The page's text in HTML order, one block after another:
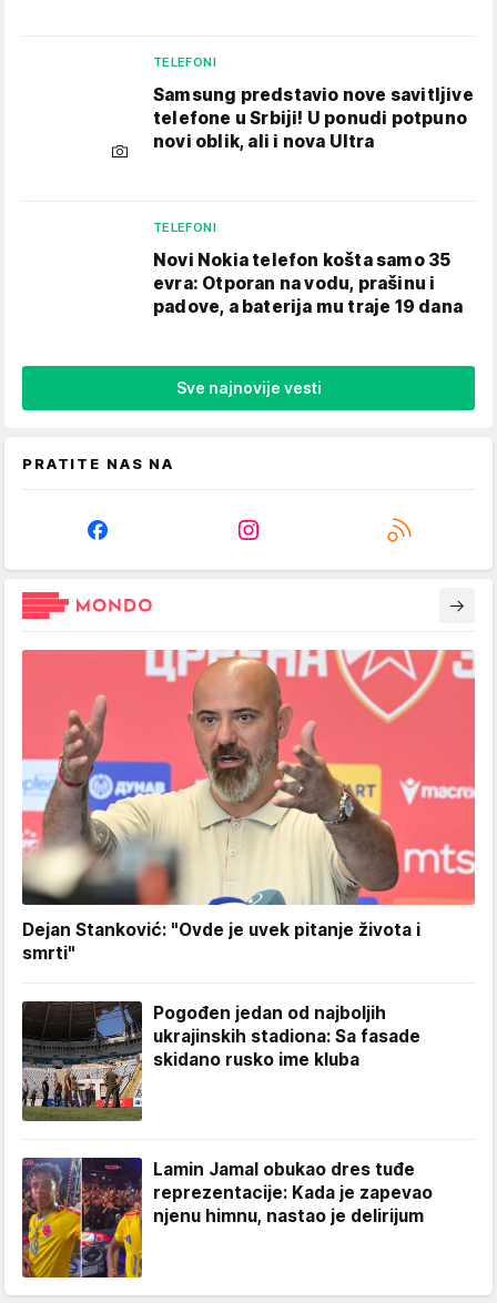
TELEFONI
Samsung predstavio nove savitljive
telefone u Srbiji! U ponudi potpuno
novi oblik, ali i nova Ultra
TELEFONI
Novi Nokia telefon košta samo 35
evra: Otporan na vodu, prašinu i
padove, a baterija mu traje 19 dana
Sve najnovije vesti
PRATITE NAS NA
Dejan Stanković: "Ovde je uvek pitanje života i
smrti"
Pogođen jedan od najboljih
ukrajinskih stadiona: Sa fasade
skidano rusko ime kluba
Lamin Jamal obukao dres tuđe
reprezentacije: Kada je zapevao
njenu himnu, nastao je delirijum